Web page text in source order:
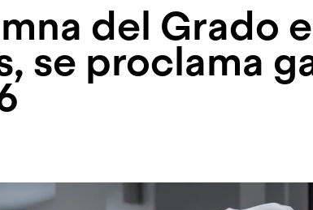
del Grado
se proclama